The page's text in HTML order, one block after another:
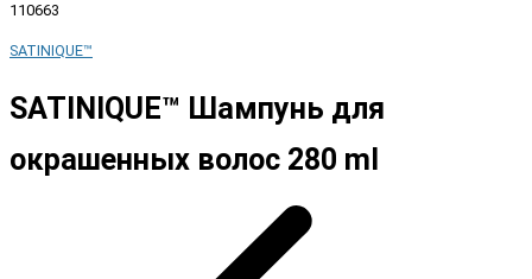
110663
SATINIQUE™
SATINIQUE™ Шампунь для
окрашенных волос 280 ml